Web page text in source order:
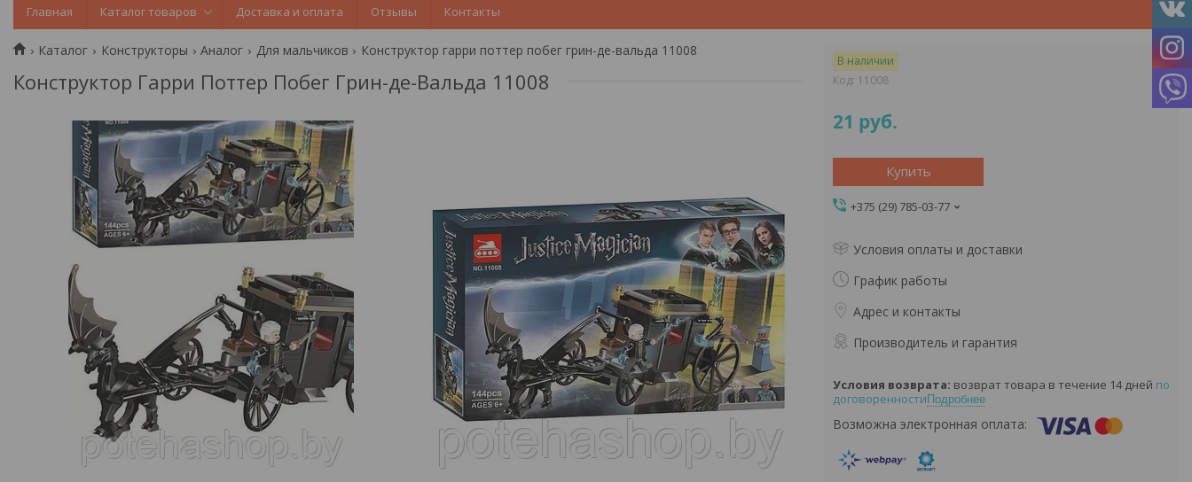
Главная Каталог товаров Доставка и оплата Отзывы Контакты
Каталог Конструкторы Аналог Для мальчиков Конструктор гарри поттер побег грин-де-вальда 11008
Конструктор Гарри Поттер Побег Грин-де-Вальда 11008
В наличии
Код: 11008
21 руб.
Купить
+375 (29) 785-03-77
Условия оплаты и доставки
График работы
Адрес и контакты
Производитель и гарантия
возврат товара в течение 14 дней по
договоренности Подробнее